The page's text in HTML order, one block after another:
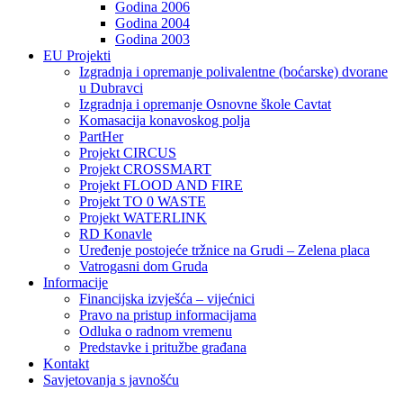
Godina 2006
Godina 2004
Godina 2003
EU Projekti
Izgradnja i opremanje polivalentne (boćarske) dvorane
u Dubravci
Izgradnja i opremanje Osnovne škole Cavtat
Komasacija konavoskog polja
PartHer
Projekt CIRCUS
Projekt CROSSMART
Projekt FLOOD AND FIRE
Projekt TO 0 WASTE
Projekt WATERLINK
RD Konavle
Uređenje postojeće tržnice na Grudi – Zelena placa
Vatrogasni dom Gruda
Informacije
Financijska izvješća – vijećnici
Pravo na pristup informacijama
Odluka o radnom vremenu
Predstavke i pritužbe građana
Kontakt
Savjetovanja s javnošću